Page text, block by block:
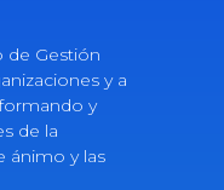
de Gestión
y a
y
de la
ánimo y las